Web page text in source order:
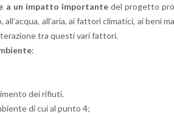
a un im­pat­to im­por­tan­te del pro­get­to
al­l’a­ria, ai fat­to­ri cli­ma­ti­ci, ai beni
tra que­sti vari fat­to­ri.
:
dei ri­fiu­ti.
di cui al punto 4;